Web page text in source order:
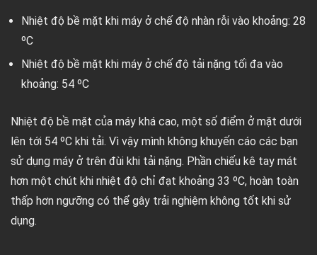
Nhiệt độ bề mặt khi máy ở chế độ nhàn rỗi vào khoảng: 28
ºC
Nhiệt độ bề mặt khi máy ở chế độ tải nặng tối đa vào
khoảng: 54 ºC
Nhiệt độ bề mặt của máy khá cao, một số điểm ở mặt dưới
lên tới 54 ºC khi tải. Vì vậy mình không khuyến cáo các bạn
sử dụng máy ở trên đùi khi tải nặng. Phần chiếu kê tay mát
hơn một chút khi nhiệt độ chỉ đạt khoảng 33 ºC, hoàn toàn
thấp hơn ngưỡng có thể gây trải nghiệm không tốt khi sử
dụng.